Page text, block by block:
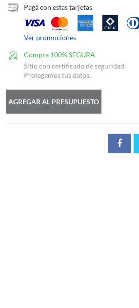
Pagá con estas tarjetas
Ver promociones
Compra 100% SEGURA
Sitio con certificado de seguridad.
Protegemos tus datos.
AGREGAR AL PRESUPUESTO